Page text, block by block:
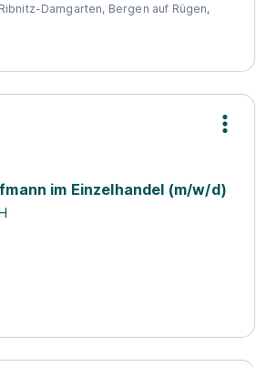
Damgarten, Bergen auf Rügen,
im Einzelhandel (m/w/d)